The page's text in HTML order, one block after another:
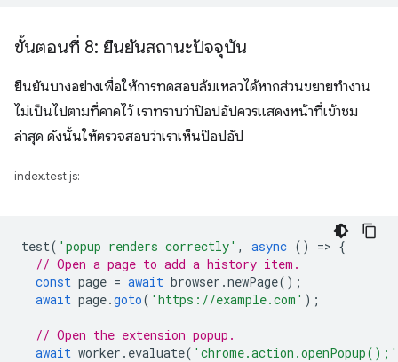
ขั้นตอนที่ 8: ยืนยันสถานะปัจจุบัน
ยืนยันบางอย่างเพื่อให้การทดสอบล้มเหลวได้หากส่วนขยายทำงาน
ไม่เป็นไปตามที่คาดไว้ เราทราบว่าป๊อปอัปควรแสดงหน้าที่เข้าชม
ล่าสุด ดังนั้นให้ตรวจสอบว่าเราเห็นป๊อปอัป
index.test.js:
test( 'popup renders correctly' , async () => {
// Open a page to add a history item.
const page = await browser .newPage();
await page.goto( 'https://example.com' );
// Open the extension popup.
await worker . evaluate( 'chrome.action.openPopup();'